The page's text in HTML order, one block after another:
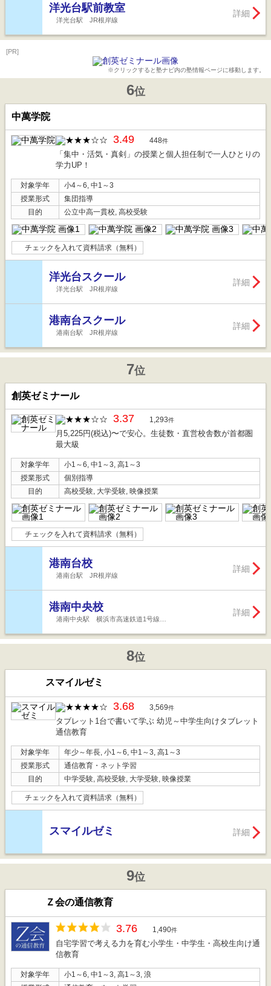
洋光台駅前教室
洋光台駅 JR根岸線
詳細
[PR]
※クリックすると塾ナビ内の塾情報ページに移動します。
6位
中萬学院
3.49 448件
「集中・活気・真剣」の授業と個人担任制で一人ひとりの
学力UP！
対象学年
小4～6, 中1～3
授業形式
集団指導
目的
公立中高一貫校, 高校受験
チェックを入れて資料請求（無料）
洋光台スクール
洋光台駅 JR根岸線
詳細
港南台スクール
港南台駅 JR根岸線
詳細
7位
創英ゼミナール
3.37 1,293件
月5,225円(税込)〜で安心。生徒数・直営校舎数が首都圏
最大級
対象学年
小1～6, 中1～3, 高1～3
授業形式
個別指導
目的
高校受験, 大学受験, 映像授業
チェックを入れて資料請求（無料）
港南台校
港南台駅 JR根岸線
詳細
港南中央校
港南中央駅 横浜市高速鉄道1号線…
詳細
8位
スマイルゼミ
3.68 3,569件
タブレット1台で書いて学ぶ 幼児～中学生向けタブレット
通信教育
対象学年
年少～年長, 小1～6, 中1～3, 高1～3
授業形式
通信教育・ネット学習
目的
中学受験, 高校受験, 大学受験, 映像授業
チェックを入れて資料請求（無料）
スマイルゼミ 詳細
9位
Ｚ会の通信教育
3.76 1,490件
自宅学習で考える力を育む小学生・中学生・高校生向け通
信教育
対象学年
小1～6, 中1～3, 高1～3, 浪